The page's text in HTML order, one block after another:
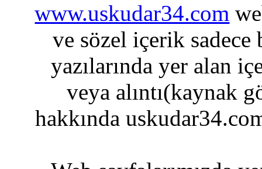
www.uskudar34.com
ve sözel içerik sadece
yazılarında yer alan
veya alıntı(kaynak
hakkında